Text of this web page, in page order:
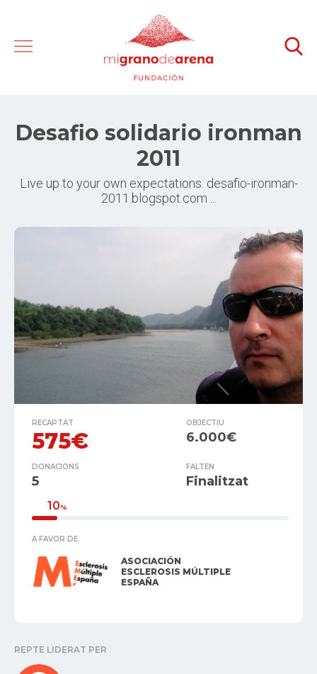
Desafio solidario ironman
2011
Live up to your own expectations. desafio-ironman-
2011.blogspot.com ...
RECAPTAT
575€
OBJECTIU
6.000€
DONACIONS
5
FALTEN
Finalitzat
10%
A FAVOR DE
ASOCIACIÓN
ESCLEROSIS MÚLTIPLE
ESPAÑA
REPTE LIDERAT PER